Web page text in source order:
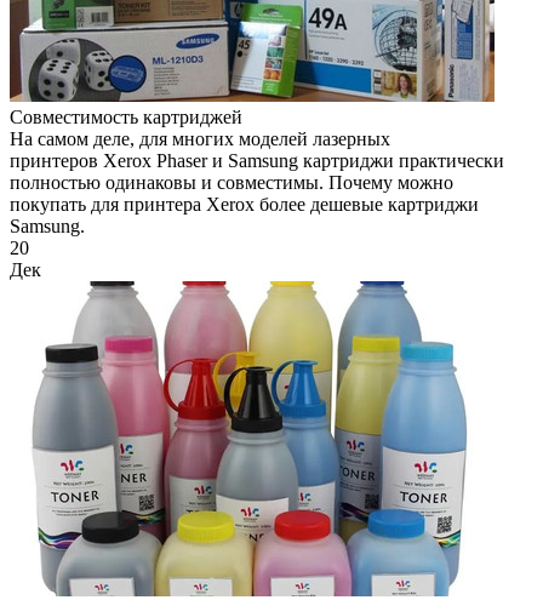
Cовместимость картриджей
На самом деле, для многих моделей лазерных
принтеров Xerox Phaser и Samsung картриджи практически
полностью одинаковы и совместимы. Почему можно
покупать для принтера Xerox более дешевые картриджи
Samsung.
20
Дек